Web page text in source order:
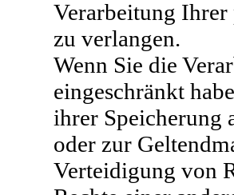
Verarbeitung Ihrer
zu verlangen.
Wenn Sie die
eingeschränkt
ihrer Speicherung
oder zur
Verteidigung von